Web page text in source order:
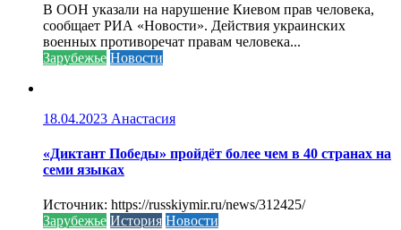
В ООН указали на нарушение Киевом прав человека,
сообщает РИА «Новости». Действия украинских
военных противоречат правам человека...
Зарубежье Новости
18.04.2023 Анастасия
«Диктант Победы» пройдёт более чем в 40 странах на
семи языках
Источник: https://russkiymir.ru/news/312425/
Зарубежье История Новости